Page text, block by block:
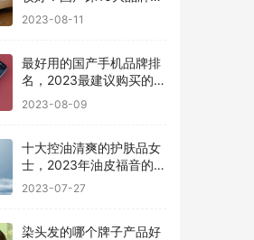
新排名
2023-08-11
最好用的国产手机品牌排
名，2023最建议购买的5
款手机
2023-08-09
十大控油清爽的护肤品女
士，2023年油皮福音的护
肤品有哪些
2023-07-27
染头发的哪个牌子产品好